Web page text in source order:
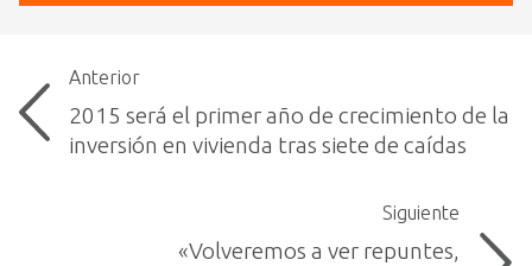
Anterior
2015 será el primer año de crecimiento de la
inversión en vivienda tras siete de caídas
Siguiente
«Volveremos a ver repuntes,